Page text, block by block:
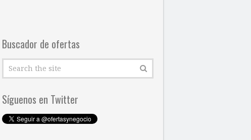
Buscador de ofertas
Síguenos en Twitter